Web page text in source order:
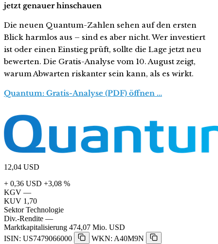
jetzt genauer hinschauen
Die neuen Quantum-Zahlen sehen auf den ersten
Blick harmlos aus – sind es aber nicht. Wer investiert
ist oder einen Einstieg prüft, sollte die Lage jetzt neu
bewerten. Die Gratis-Analyse vom 10. August zeigt,
warum Abwarten riskanter sein kann, als es wirkt.
Quantum: Gratis-Analyse (PDF) öffnen …
12,04 USD
+ 0,36 USD +3,08 %
KGV —
KUV 1,70
Sektor Technologie
Div.-Rendite —
Marktkapitalisierung 474,07 Mio. USD
ISIN: US7479066000
WKN: A40M9N